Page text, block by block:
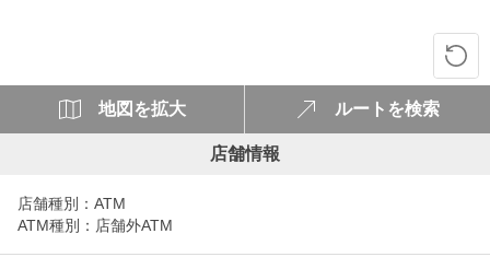
地図を拡大 ルートを検索
店舗情報
店舗種別：ATM
ATM種別：店舗外ATM